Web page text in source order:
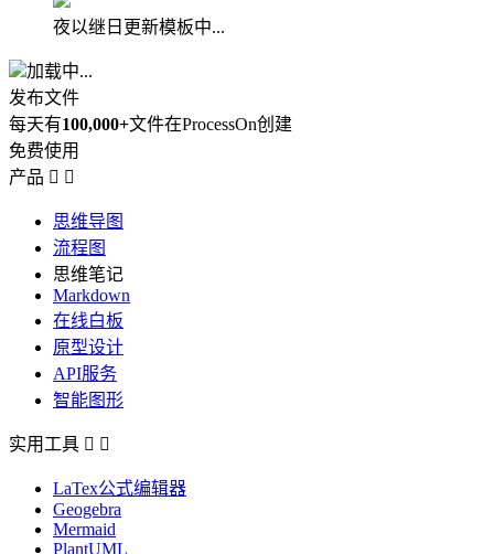
夜以继日更新模板中...
加载中...
发布文件
每天有100,000+文件在ProcessOn创建
免费使用
产品  
思维导图
流程图
思维笔记
Markdown
在线白板
原型设计
API服务
智能图形
实用工具  
LaTex公式编辑器
Geogebra
Mermaid
PlantUML